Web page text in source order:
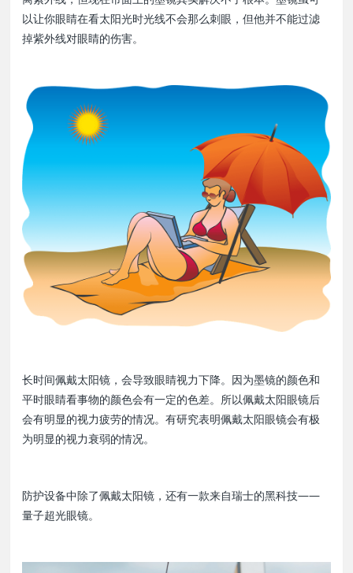
以让你眼睛在看太阳光时光线不会那么刺眼，但他并不能过滤
掉紫外线对眼睛的伤害。
长时间佩戴太阳镜，会导致眼睛视力下降。因为墨镜的颜色和
平时眼睛看事物的颜色会有一定的色差。所以佩戴太阳眼镜后
会有明显的视力疲劳的情况。有研究表明佩戴太阳眼镜会有极
为明显的视力衰弱的情况。
防护设备中除了佩戴太阳镜，还有一款来自瑞士的黑科技——
量子超光眼镜。